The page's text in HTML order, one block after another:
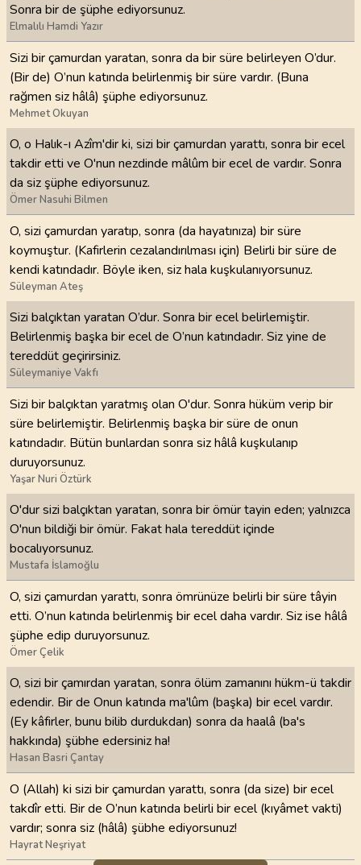
Sonra bir de şüphe ediyorsunuz.
Elmalılı Hamdi Yazır
Sizi bir çamurdan yaratan, sonra da bir süre belirleyen O’dur.
(Bir de) O’nun katında belirlenmiş bir süre vardır. (Buna
rağmen siz hâlâ) şüphe ediyorsunuz.
Mehmet Okuyan
O, o Halık-ı Azîm'dir ki, sizi bir çamurdan yarattı, sonra bir ecel
takdir etti ve O'nun nezdinde mâlûm bir ecel de vardır. Sonra
da siz şüphe ediyorsunuz.
Ömer Nasuhi Bilmen
O, sizi çamurdan yaratıp, sonra (da hayatınıza) bir süre
koymuştur. (Kafirlerin cezalandırılması için) Belirli bir süre de
kendi katındadır. Böyle iken, siz hala kuşkulanıyorsunuz.
Süleyman Ateş
Sizi balçıktan yaratan O’dur. Sonra bir ecel belirlemiştir.
Belirlenmiş başka bir ecel de O’nun katındadır. Siz yine de
tereddüt geçirirsiniz.
Süleymaniye Vakfı
Sizi bir balçıktan yaratmış olan O'dur. Sonra hüküm verip bir
süre belirlemiştir. Belirlenmiş başka bir süre de onun
katındadır. Bütün bunlardan sonra siz hâlâ kuşkulanıp
duruyorsunuz.
Yaşar Nuri Öztürk
O'dur sizi balçıktan yaratan, sonra bir ömür tayin eden; yalnızca
O'nun bildiği bir ömür. Fakat hala tereddüt içinde
bocalıyorsunuz.
Mustafa İslamoğlu
O, sizi çamurdan yarattı, sonra ömrünüze belirli bir süre tâyin
etti. O’nun katında belirlenmiş bir ecel daha vardır. Siz ise hâlâ
şüphe edip duruyorsunuz.
Ömer Çelik
O, sizi bir çamırdan yaratan, sonra ölüm zamanını hükm-ü takdir
edendir. Bir de Onun katında ma'lûm (başka) bir ecel vardır.
(Ey kâfirler, bunu bilib durdukdan) sonra da haalâ (ba's
hakkında) şübhe edersiniz ha!
Hasan Basri Çantay
O (Allah) ki sizi bir çamurdan yarattı, sonra (da size) bir ecel
takdîr etti. Bir de O’nun katında belirli bir ecel (kıyâmet vakti)
vardır; sonra siz (hâlâ) şübhe ediyorsunuz!
Hayrat Neşriyat